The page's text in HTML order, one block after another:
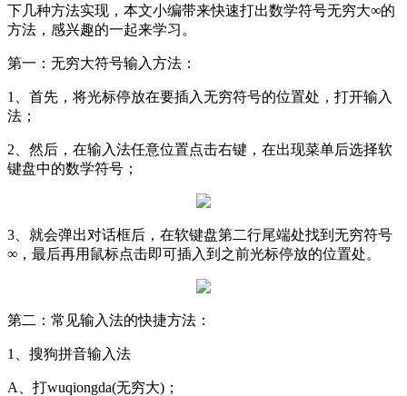
下几种方法实现，本文小编带来快速打出数学符号无穷大∞的
方法，感兴趣的一起来学习。
第一：无穷大符号输入方法：
1、首先，将光标停放在要插入无穷符号的位置处，打开输入
法；
2、然后，在输入法任意位置点击右键，在出现菜单后选择软
键盘中的数学符号；
3、就会弹出对话框后，在软键盘第二行尾端处找到无穷符号
∞，最后再用鼠标点击即可插入到之前光标停放的位置处。
第二：常见输入法的快捷方法：
1、搜狗拼音输入法
A、打wuqiongda(无穷大)；